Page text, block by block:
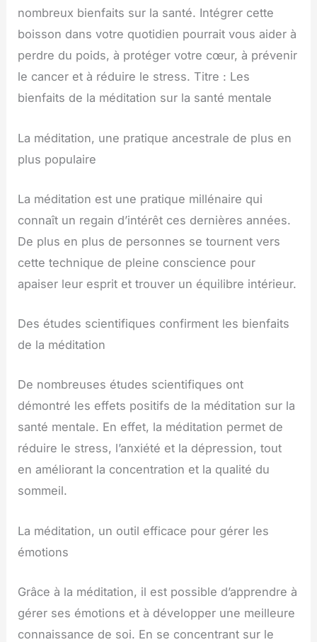
nombreux bienfaits sur la santé. Intégrer cette
boisson dans votre quotidien pourrait vous aider à
perdre du poids, à protéger votre cœur, à prévenir
le cancer et à réduire le stress. Titre : Les
bienfaits de la méditation sur la santé mentale
La méditation, une pratique ancestrale de plus en
plus populaire
La méditation est une pratique millénaire qui
connaît un regain d’intérêt ces dernières années.
De plus en plus de personnes se tournent vers
cette technique de pleine conscience pour
apaiser leur esprit et trouver un équilibre intérieur.
Des études scientifiques confirment les bienfaits
de la méditation
De nombreuses études scientifiques ont
démontré les effets positifs de la méditation sur la
santé mentale. En effet, la méditation permet de
réduire le stress, l’anxiété et la dépression, tout
en améliorant la concentration et la qualité du
sommeil.
La méditation, un outil efficace pour gérer les
émotions
Grâce à la méditation, il est possible d’apprendre à
gérer ses émotions et à développer une meilleure
connaissance de soi. En se concentrant sur le